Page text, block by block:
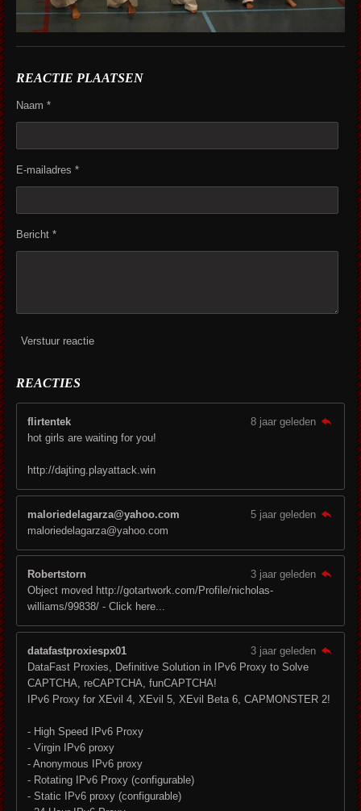
REACTIE PLAATSEN
Naam *
E-mailadres *
Bericht *
Verstuur reactie
REACTIES
flirtentek
8 jaar geleden
hot girls are waiting for you!
http://dajting.playattack.win
maloriedelagarza@yahoo.com
5 jaar geleden
maloriedelagarza@yahoo.com
Robertstorn
3 jaar geleden
Object moved http://gotartwork.com/Profile/nicholas-
williams/99838/ - Click here...
datafastproxiespx01
3 jaar geleden
DataFast Proxies, Definitive Solution in IPv6 Proxy to Solve
CAPTCHA, reCAPTCHA, funCAPTCHA!
IPv6 Proxy for XEvil 4, XEvil 5, XEvil Beta 6, CAPMONSTER 2!
- High Speed ​​IPv6 Proxy
- Virgin IPv6 proxy
- Anonymous IPv6 proxy
- Rotating IPv6 Proxy (configurable)
- Static IPv6 proxy (configurable)